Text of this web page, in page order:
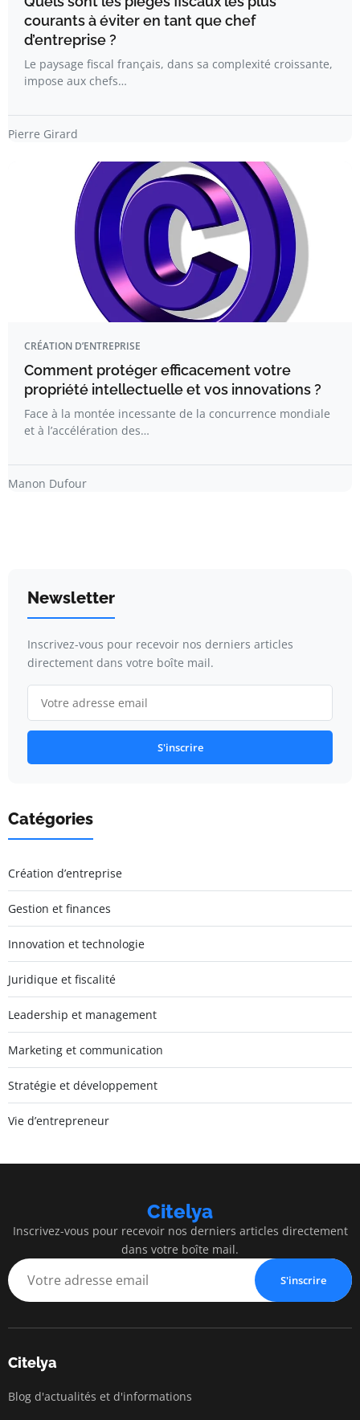
courants à éviter en tant que chef
d’entreprise ?
Le paysage fiscal français, dans sa complexité croissante,
impose aux chefs…
Pierre Girard
CRÉATION D’ENTREPRISE
Comment protéger efficacement votre
propriété intellectuelle et vos innovations ?
Face à la montée incessante de la concurrence mondiale
et à l’accélération des…
Manon Dufour
Newsletter
Inscrivez-vous pour recevoir nos derniers articles
directement dans votre boîte mail.
S'inscrire
Catégories
Création d’entreprise
Gestion et finances
Innovation et technologie
Juridique et fiscalité
Leadership et management
Marketing et communication
Stratégie et développement
Vie d’entrepreneur
Citelya
Inscrivez-vous pour recevoir nos derniers articles directement
dans votre boîte mail.
S'inscrire
Citelya
Blog d'actualités et d'informations